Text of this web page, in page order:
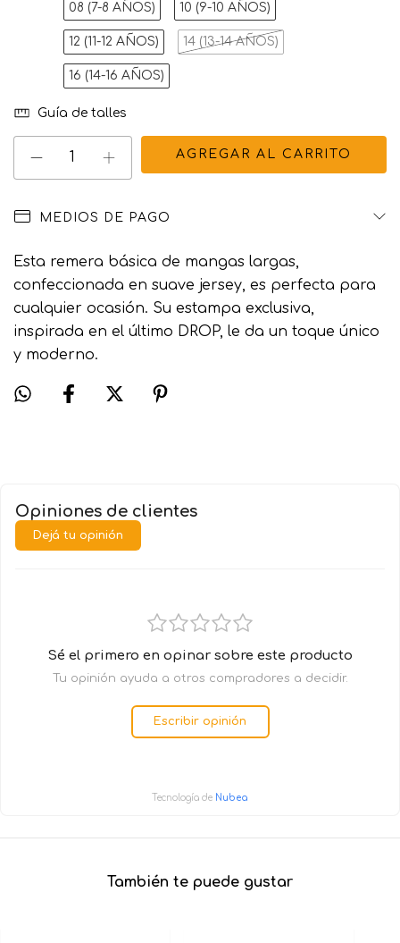
08 (7-8 AÑOS) 10 (9-10 AÑOS)
12 (11-12 AÑOS) 14 (13-14 AÑOS)
16 (14-16 AÑOS)
Guía de talles
MEDIOS DE PAGO
Esta remera básica de mangas largas,
confeccionada en suave jersey, es perfecta para
cualquier ocasión. Su estampa exclusiva,
inspirada en el último DROP, le da un toque único
y moderno.
Opiniones de clientes
Dejá tu opinión
Sé el primero en opinar sobre este producto
Tu opinión ayuda a otros compradores a decidir.
Escribir opinión
Tecnología de Nubea
También te puede gustar